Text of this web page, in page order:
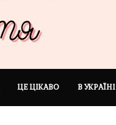
ЦЕ ЦІКАВО В УКРАЇНІ